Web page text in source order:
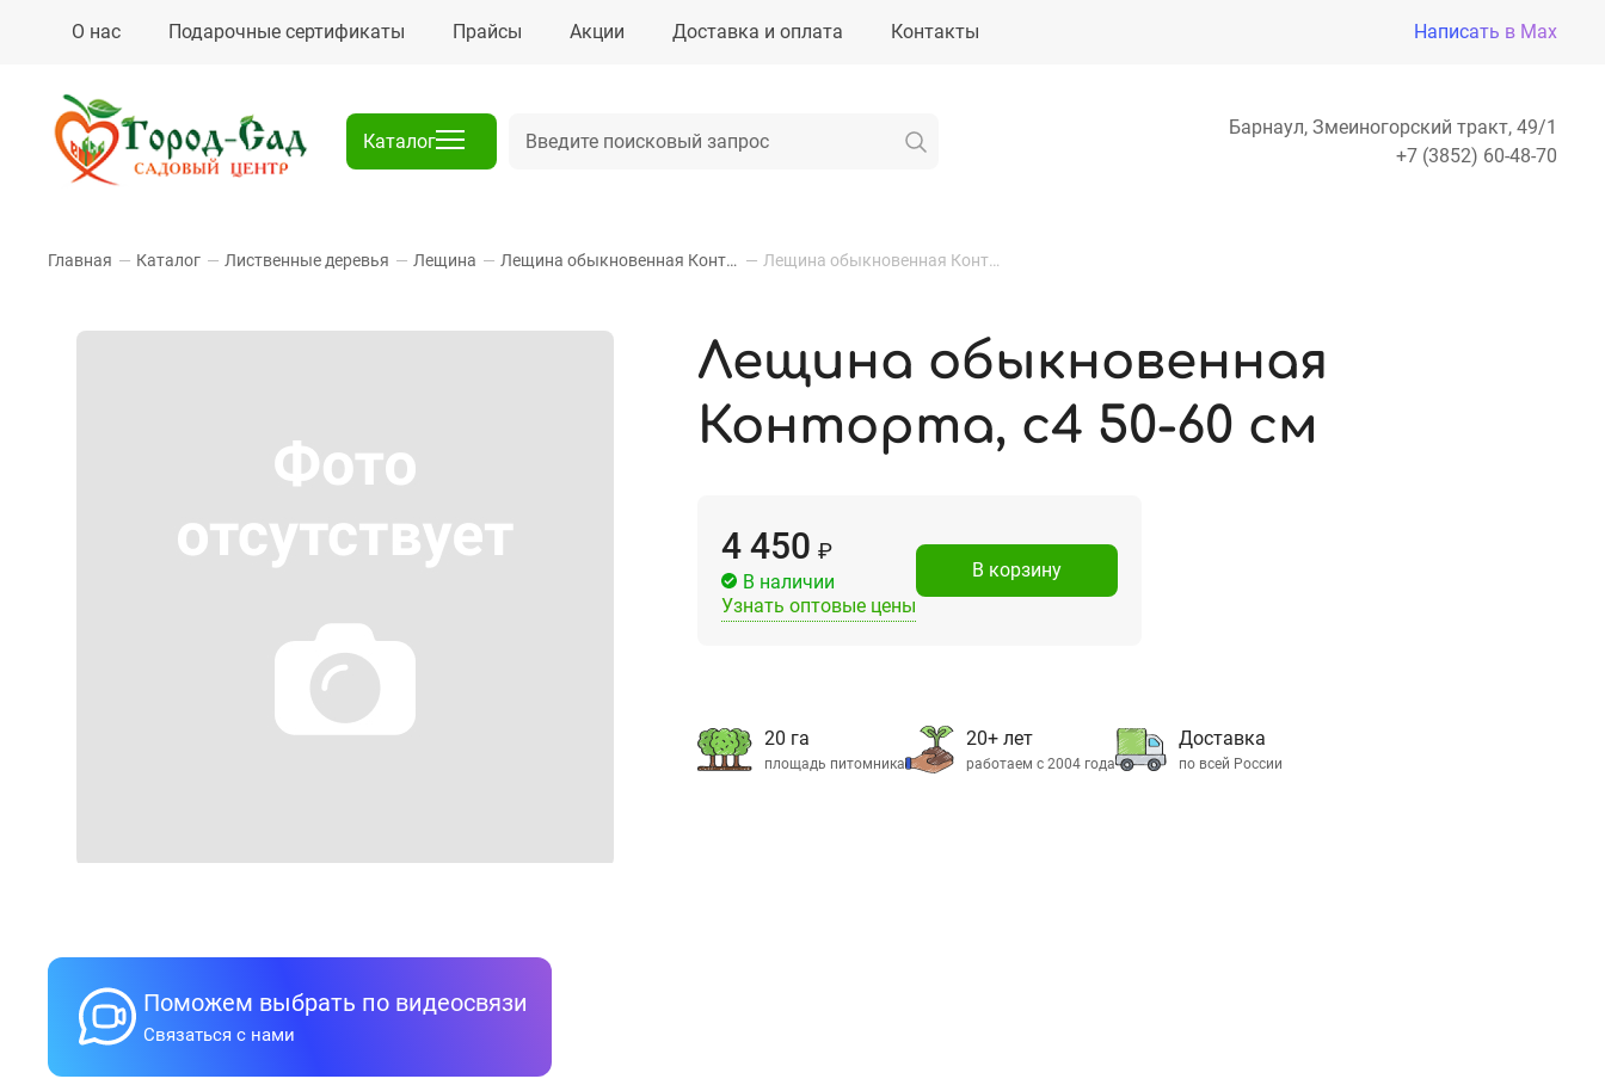
О нас Подарочные сертификаты Прайсы Акции Доставка и оплата Контакты Написать в Max
Каталог
Барнаул, Змеиногорский тракт, 49/1
+7 (3852) 60-48-70
Главная — Каталог — Лиственные деревья — Лещина — Лещина обыкновенная Конторта — Лещина обыкновенная Конторта, с4 50-60 см
Поможем выбрать по видеосвязи
Связаться с нами
Лещина обыкновенная
Конторта, с4 50-60 см
4 450 ₽
В наличии
Узнать оптовые цены
В корзину
20 га
площадь питомника
20+ лет
работаем с 2004 года
Доставка
по всей России